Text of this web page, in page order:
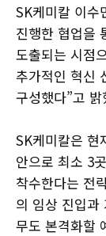
SK케미칼 이수
진행한 협업을
도출되는 시점
추가적인 혁신
구성했다”고 밝
SK케미칼은 현
안으로 최소 3
착수한다는 전
의 임상 진입과
무도 본격화할